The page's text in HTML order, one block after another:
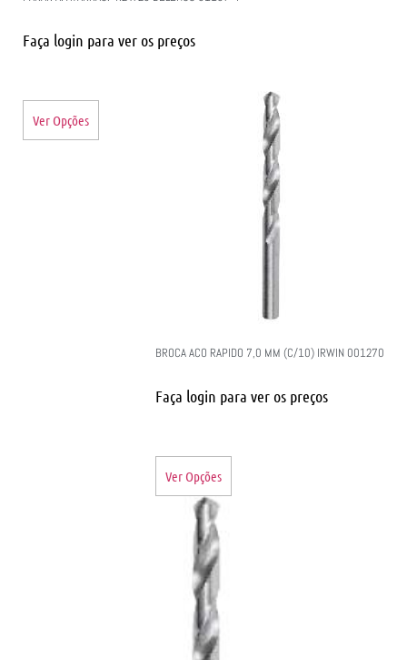
Faça login para ver os preços
Ver Opções
BROCA ACO RAPIDO 7,0 MM (C/10) IRWIN 001270
Faça login para ver os preços
Ver Opções